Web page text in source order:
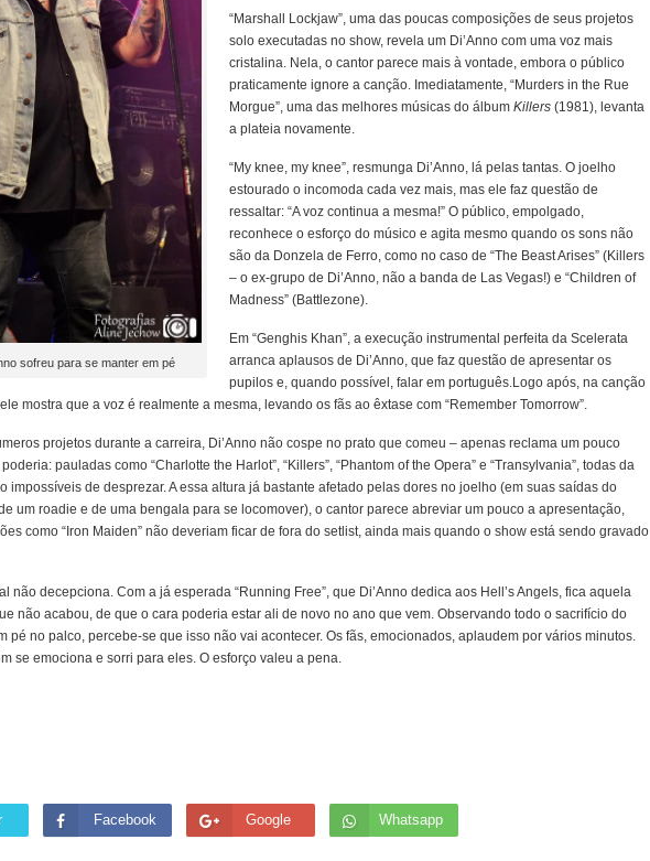
sofreu para se manter em pé
“Marshall Lockjaw”, uma das poucas composições de seus projetos
solo executadas no show, revela um Di’Anno com uma voz mais
cristalina. Nela, o cantor parece mais à vontade, embora o público
praticamente ignore a canção. Imediatamente, “Murders in the Rue
Morgue”, uma das melhores músicas do álbum Killers (1981), levanta
a plateia novamente.
“My knee, my knee”, resmunga Di’Anno, lá pelas tantas. O joelho
estourado o incomoda cada vez mais, mas ele faz questão de
ressaltar: “A voz continua a mesma!” O público, empolgado,
reconhece o esforço do músico e agita mesmo quando os sons não
são da Donzela de Ferro, como no caso de “The Beast Arises” (Killers
– o ex-grupo de Di’Anno, não a banda de Las Vegas!) e “Children of
Madness” (Battlezone).
Em “Genghis Khan”, a execução instrumental perfeita da Scelerata
arranca aplausos de Di’Anno, que faz questão de apresentar os
pupilos e, quando possível, falar em português.Logo após, na canção
mostra que a voz é realmente a mesma, levando os fãs ao êxtase com “Remember Tomorrow”.
projetos durante a carreira, Di’Anno não cospe no prato que comeu – apenas reclama um pouco
pauladas como “Charlotte the Harlot”, “Killers”, “Phantom of the Opera” e “Transylvania”, todas da
impossíveis de desprezar. A essa altura já bastante afetado pelas dores no joelho (em suas saídas do
um roadie e de uma bengala para se locomover), o cantor parece abreviar um pouco a apresentação,
como “Iron Maiden” não deveriam ficar de fora do setlist, ainda mais quando o show está sendo gravado
não decepciona. Com a já esperada “Running Free”, que Di’Anno dedica aos Hell’s Angels, fica aquela
não acabou, de que o cara poderia estar ali de novo no ano que vem. Observando todo o sacrifício do
pé no palco, percebe-se que isso não vai acontecer. Os fãs, emocionados, aplaudem por vários minutos.
se emociona e sorri para eles. O esforço valeu a pena.
Facebook Google Whatsapp